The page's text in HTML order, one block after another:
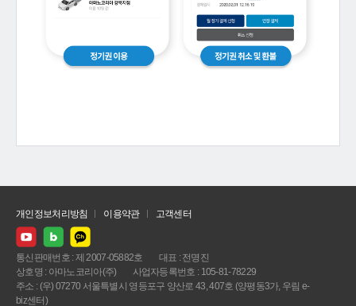
개인정보처리방침 이용약관 고객센터
통신판매번호 : 제 2007-05882호
대표 : 전명진
상호명 : 아마노코리아(주)
사업자등록번호 : 105-81-78229
주소 : (우) 07270 서울특별시 영등포구 양산로 43, 407호 (양평동3가, 우림 e-
biz센터)